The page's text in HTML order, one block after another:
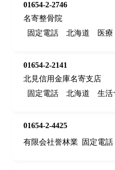
01654-2-2746
名寄整骨院
固定電話
北海道 医
01654-2-2141
北見信用金庫名寄支店
固定電話
北海道 生活
01654-2-4425
有限会社誉林業
固定電話